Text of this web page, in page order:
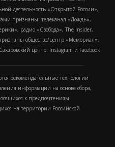
деятельность «Открытой России»,
признаны: телеканал «Дождь»,
радио «Свобода», The Insider,
общество/центр «Мемориал»,
центр. Instagram и Facebook
рекомендательные технологии
информации на основе сбора,
к предпочтениям
на территории Российской